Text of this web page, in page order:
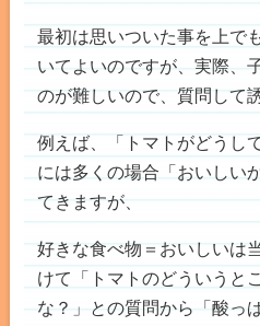
最初は思いついた事を上で
いてよいのですが、実際、
のが難しいので、質問して
例えば、「トマトがどうし
には多くの場合「おいしい
てきますが、
好きな食べ物＝おいしいは
けて「トマトのどういうと
な？」との質問から「酸っ